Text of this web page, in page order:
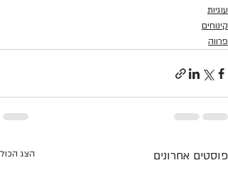
עוגיות
קינוחים
פרווה
פוסטים אחרונים הצג הכול